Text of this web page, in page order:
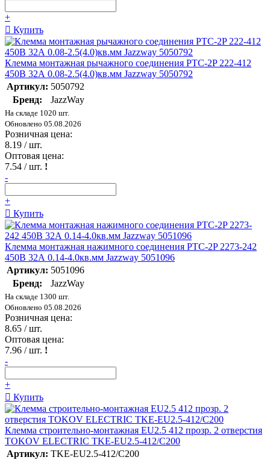
+
Купить
Клемма монтажная рычажного соединения PTC-2P 222-412
450В 32А 0.08-2.5(4.0)кв.мм Jazzway 5050792
Артикул: 5050792
Бренд:
JazzWay
На складе 1020 шт.
Обновлено 05.08.2026
Розничная цена:
8.19 / шт.
Оптовая цена:
7.54 / шт. !
-
+
Купить
Клемма монтажная нажимного соединения PTC-2P 2273-242
450В 32А 0.14-4.0кв.мм Jazzway 5051096
Артикул: 5051096
Бренд:
JazzWay
На складе 1300 шт.
Обновлено 05.08.2026
Розничная цена:
8.65 / шт.
Оптовая цена:
7.96 / шт. !
-
+
Купить
Клемма строительно-монтажная EU2.5 412 прозр. 2 отверстия
TOKOV ELECTRIC TKE-EU2.5-412/C200
Артикул: TKE-EU2.5-412/C200